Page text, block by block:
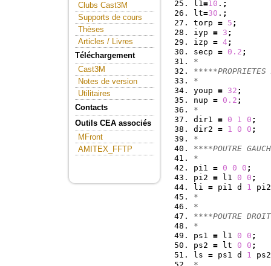
Clubs Cast3M
Supports de cours
Thèses
Articles / Livres
Téléchargement
Cast3M
Notes de version
Utilitaires
Contacts
Outils CEA associés
MFront
AMITEX_FFTP
l1=10 . ;
lt=30 . ;
torp = 5 ;
iyp = 3 ;
izp = 4;
secp = 0.2 ;
*
*
youp = 32 ;
nup = 0.2 ;
*
dir1 = 0 1 0 ;
dir2 = 1 0 0 ;
*
****POUTRE
*
pi1 = 0 0 0 ;
pi2 = l1 0 0 ;
li = pi1 d 1 pi2
*
*
****POUTRE
*
ps1 = l1 0 0 ;
ps2 = lt 0 0 ;
ls = ps1 d 1 ps2